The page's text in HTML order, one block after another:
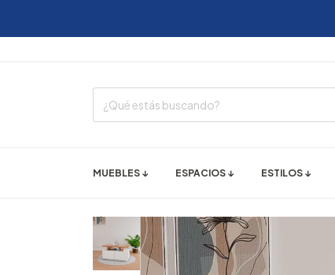
MUEBLES ↓ ESPACIOS ↓ ESTILOS ↓